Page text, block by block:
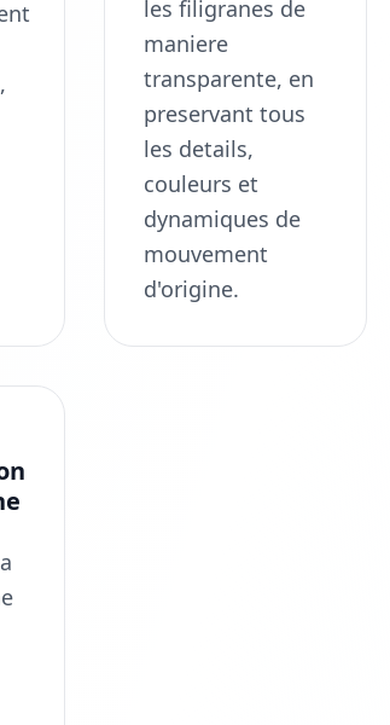
les filigranes de
maniere
transparente, en
preservant tous
les details,
couleurs et
dynamiques de
mouvement
d'origine.